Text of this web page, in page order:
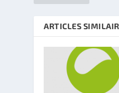
ARTICLES